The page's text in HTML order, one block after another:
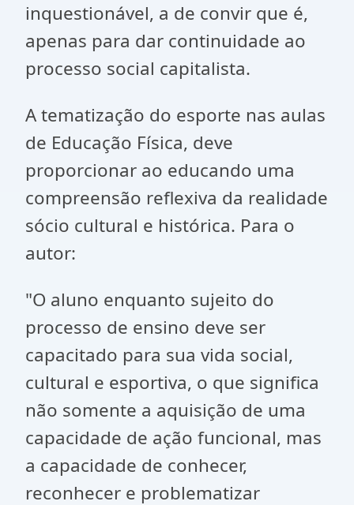
inquestionável, a de convir que é,
apenas para dar continuidade ao
processo social capitalista.
A tematização do esporte nas aulas
de Educação Física, deve
proporcionar ao educando uma
compreensão reflexiva da realidade
sócio cultural e histórica. Para o
autor:
"O aluno enquanto sujeito do
processo de ensino deve ser
capacitado para sua vida social,
cultural e esportiva, o que significa
não somente a aquisição de uma
capacidade de ação funcional, mas
a capacidade de conhecer,
reconhecer e problematizar